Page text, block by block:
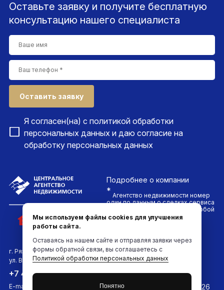
Оставьте заявку и получите бесплатную
консультацию нашего специалиста
Оставить заявку
Я согласен(на) с политикой обработки
персональных данных и даю согласие на
обработку персональных данных
Подробнее о компании
* Агентство недвижимости номер
один по данным о сделках сервиса
ДомКлик. Проводим сделки любой
сложности и гарантируем
безопасность каждого клиента
г. Рязань
ул. Вокзальная, д.6
+7 4912 961-961
E-mail:
2026
Мы используем файлы cookies для улучшения
работы сайта.
Оставаясь на нашем сайте и отправляя заявки через
формы обратной связи, вы соглашаетесь с
Политикой обработки персональных данных
Понятно